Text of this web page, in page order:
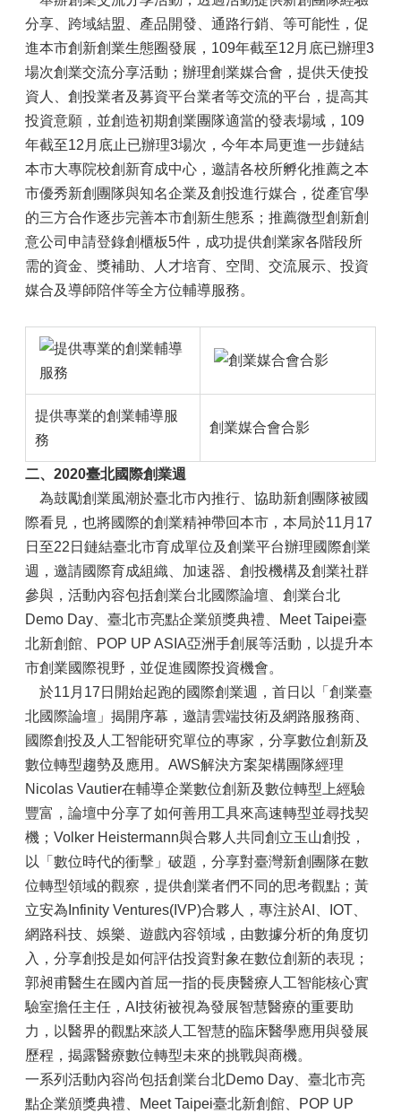
分享、跨域結盟、產品開發、通路行銷、等可能性，促
進本市創新創業生態圈發展，109年截至12月底已辦理3
場次創業交流分享活動；辦理創業媒合會，提供天使投
資人、創投業者及募資平台業者等交流的平台，提高其
投資意願，並創造初期創業團隊適當的發表場域，109
年截至12月底止已辦理3場次，今年本局更進一步鏈結
本市大專院校創新育成中心，邀請各校所孵化推薦之本
市優秀新創團隊與知名企業及創投進行媒合，從產官學
的三方合作逐步完善本市創新生態系；推薦微型創新創
意公司申請登錄創櫃板5件，成功提供創業家各階段所
需的資金、獎補助、人才培育、空間、交流展示、投資
媒合及導師陪伴等全方位輔導服務。
提供專業的創業輔導服
務
創業媒合會合影
二、2020臺北國際創業週
為鼓勵創業風潮於臺北市內推行、協助新創團隊被國
際看見，也將國際的創業精神帶回本市，本局於11月17
日至22日鏈結臺北市育成單位及創業平台辦理國際創業
週，邀請國際育成組織、加速器、創投機構及創業社群
參與，活動內容包括創業台北國際論壇、創業台北
Demo Day、臺北市亮點企業頒獎典禮、Meet Taipei臺
北新創館、POP UP ASIA亞洲手創展等活動，以提升本
市創業國際視野，並促進國際投資機會。
於11月17日開始起跑的國際創業週，首日以「創業臺
北國際論壇」揭開序幕，邀請雲端技術及網路服務商、
國際創投及人工智能研究單位的專家，分享數位創新及
數位轉型趨勢及應用。AWS解決方案架構團隊經理
Nicolas Vautier在輔導企業數位創新及數位轉型上經驗
豐富，論壇中分享了如何善用工具來高速轉型並尋找契
機；Volker Heistermann與合夥人共同創立玉山創投，
以「數位時代的衝擊」破題，分享對臺灣新創團隊在數
位轉型領域的觀察，提供創業者們不同的思考觀點；黃
立安為Infinity Ventures(IVP)合夥人，專注於AI、IOT、
網路科技、娛樂、遊戲內容領域，由數據分析的角度切
入，分享創投是如何評估投資對象在數位創新的表現；
郭昶甫醫生在國內首屈一指的長庚醫療人工智能核心實
驗室擔任主任，AI技術被視為發展智慧醫療的重要助
力，以醫界的觀點來談人工智慧的臨床醫學應用與發展
歷程，揭露醫療數位轉型未來的挑戰與商機。
一系列活動內容尚包括創業台北Demo Day、臺北市亮
點企業頒獎典禮、Meet Taipei臺北新創館、POP UP